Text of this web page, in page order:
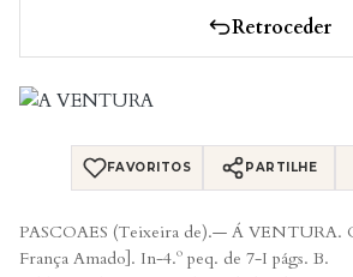
Retroceder
FAVORITOS PARTILHE
PASCOAES (Teixeira de).— Á VENTURA.
França Amado]. In-4.º peq. de 7-I págs. B.